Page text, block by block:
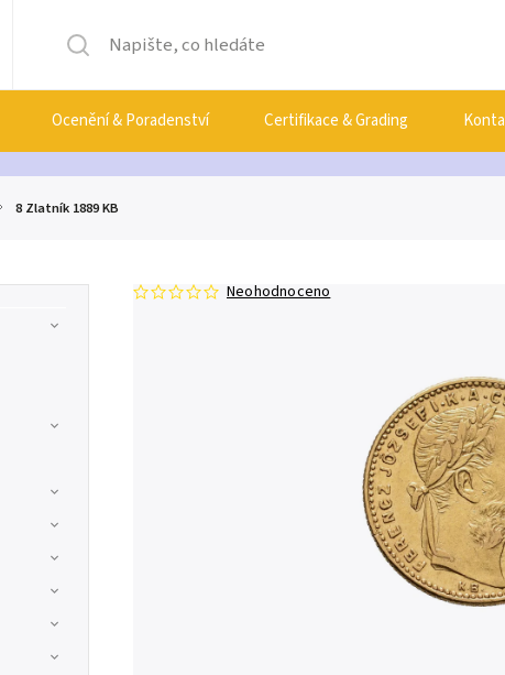
Ocenění & Poradenství Certifikace & Grading
8 Zlatník 1889 KB
Neohodnoceno